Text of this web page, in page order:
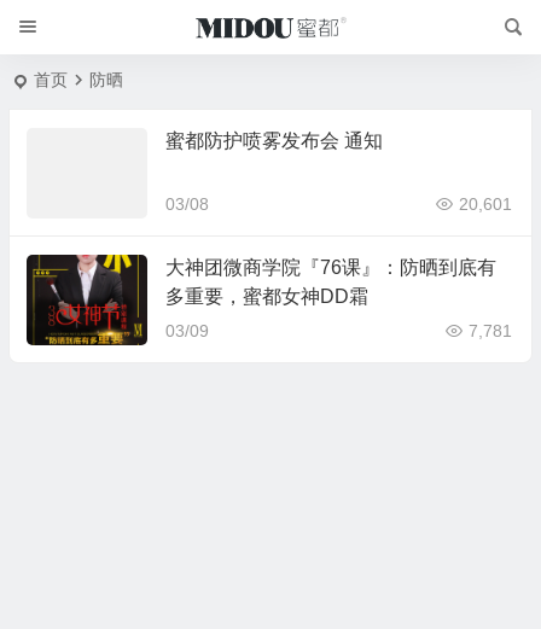
首页 防晒
蜜都防护喷雾发布会 通知
03/08 20,601
大神团微商学院『76课』：防晒到底有
多重要，蜜都女神DD霜
03/09 7,781